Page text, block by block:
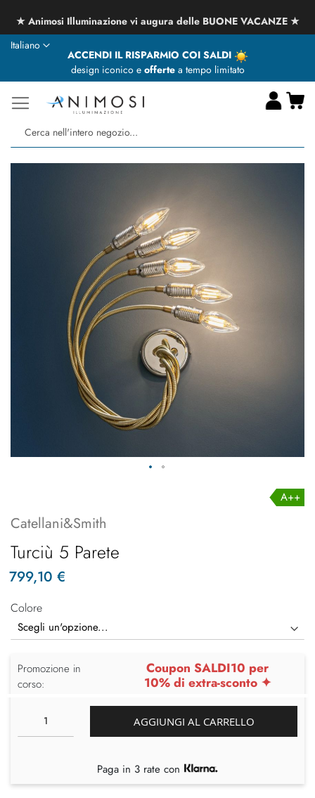
★ Animosi Illuminazione vi augura delle BUONE VACANZE ★
ACCENDI IL RISPARMIO COI SALDI
design iconico e offertea tempo limitato
Lingua
Italiano
A++
Catellani&Smith
Turciù 5 Parete
799,10 €
Colore
Promozione in
corso:
Coupon SALDI10 per
10% di extra-sconto ✦
AGGIUNGI AL CARRELLO
Paga in 3 rate con